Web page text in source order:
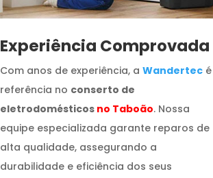
​Experiência Comprovada
Com anos de experiência, a Wandertecé
referência no conserto de
eletrodomésticos no Taboão. Nossa
equipe especializada garante reparos de
alta qualidade, assegurando a
durabilidade e eficiência dos seus